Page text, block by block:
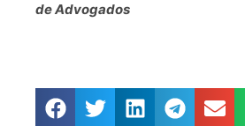
de Advogados